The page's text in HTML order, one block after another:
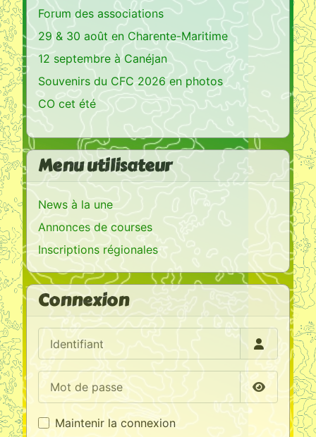
Forum des associations
29 & 30 août en Charente-Maritime
12 septembre à Canéjan
Souvenirs du CFC 2026 en photos
CO cet été
Menu utilisateur
News à la une
Annonces de courses
Inscriptions régionales
Connexion
Mot de passe
Afficher
Maintenir la connexion